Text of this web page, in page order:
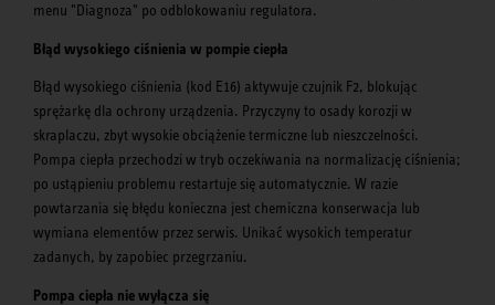
menu "Diagnoza" po odblokowaniu regulatora.
Błąd wysokiego ciśnienia w pompie ciepła
Błąd wysokiego ciśnienia (kod E16) aktywuje czujnik F2, blokując
sprężarkę dla ochrony urządzenia. Przyczyny to osady korozji w
skraplaczu, zbyt wysokie obciążenie termiczne lub nieszczelności.
Pompa ciepła przechodzi w tryb oczekiwania na normalizację ciśnienia;
po ustąpieniu problemu restartuje się automatycznie. W razie
powtarzania się błędu konieczna jest chemiczna konserwacja lub
wymiana elementów przez serwis. Unikać wysokich temperatur
zadanych, by zapobiec przegrzaniu.
Pompa ciepła nie wyłącza się